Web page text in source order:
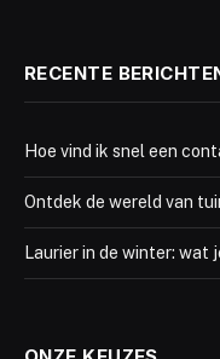
RECENTE
Hoe vind ik snel een
Ontdek de wereld van
Laurier in de winter: wat